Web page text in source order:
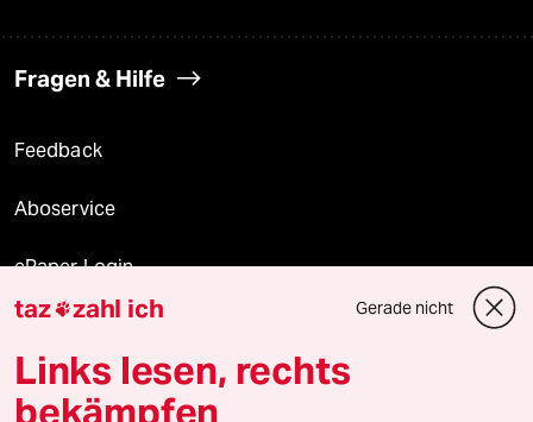
Fragen & Hilfe
Feedback
Aboservice
ePaper Login
Downloads für Abonnierende
taz zahl ich Gerade nicht
Links lesen, rechts
bekämpfen